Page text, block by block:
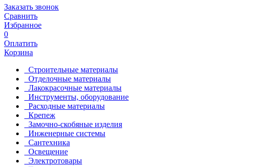
Заказать звонок
Сравнить
Избранное
0
Оплатить
Корзина
Строительные материалы
Отделочные материалы
Лакокрасочные материалы
Инструменты, оборудование
Расходные материалы
Крепеж
Замочно-скобяные изделия
Инженерные системы
Сантехника
Освещение
Электротовары